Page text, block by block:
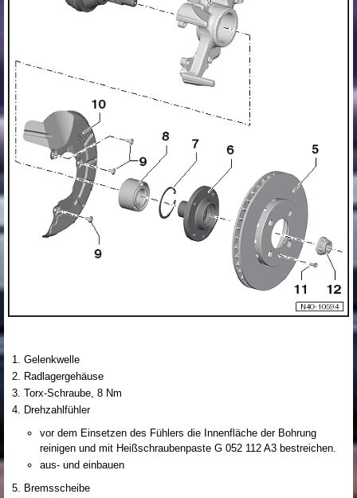
Gelenkwelle
Radlagergehäuse
Torx-Schraube, 8 Nm
Drehzahlfühler
vor dem Einsetzen des Fühlers die Innenfläche der Bohrung
reinigen und mit Heißschraubenpaste G 052 112 A3 bestreichen.
aus- und einbauen
Bremsscheibe